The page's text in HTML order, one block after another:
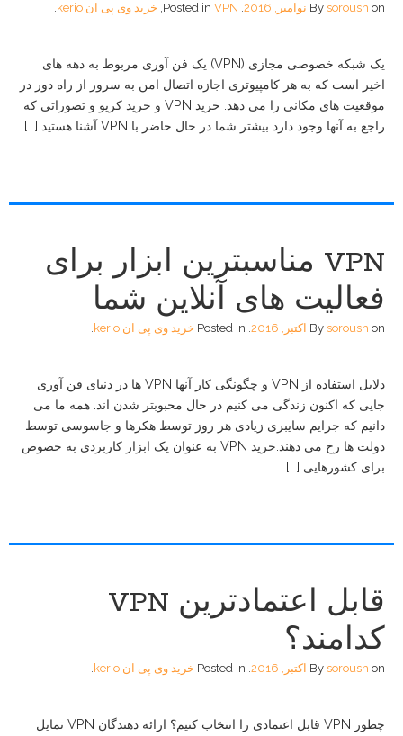
By soroush on نوامبر, 2016 .
Posted in VPN
, خرید وی پی ان kerio .
یک شبکه خصوصی مجازی (VPN) یک فن آوری مربوط به دهه های
اخیر است که به هر کامپیوتری اجازه اتصال امن به سرور از راه دور در
موقعیت های مکانی را می دهد. خرید VPN و خرید کریو و تصوراتی که
راجع به آنها وجود دارد بیشتر شما در حال حاضر با VPN آشنا هستید […]
VPN مناسبترین ابزار برای
فعالیت های آنلاین شما
By soroush on اکتبر, 2016 Posted in خرید وی پی ان kerio
دلایل استفاده از VPN و چگونگی کار آنها VPN ها در دنیای فن آوری
جایی که اکنون زندگی می کنیم در حال محبوبتر شدن اند. همه ما می
دانیم که جرایم سایبری زیادی هر روز توسط هکرها و جاسوسی توسط
دولت ها رخ می دهند.خرید VPN به عنوان یک ابزار کاربردی به خصوص
برای کشورهایی […]
قابل اعتمادترین VPN
کدامند؟
By soroush on اکتبر, 2016 .
Posted in خرید وی پی ان kerio .
چطور VPN قابل اعتمادی را انتخاب کنیم؟ ارائه دهندگان VPN تمایل